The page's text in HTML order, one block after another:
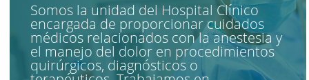
Somos la unidad del Hospital Clínico
encargada de proporcionar cuidados
médicos relacionados con la anestesia y
el manejo del dolor en procedimientos
quirúrgicos, diagnósticos o